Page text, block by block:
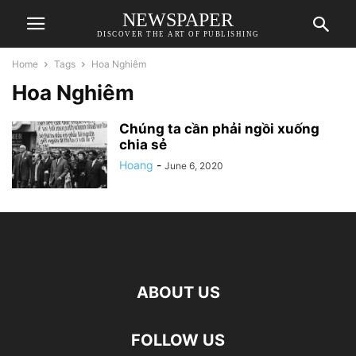
NEWSPAPER
DISCOVER THE ART OF PUBLISHING
Home Tags Hoa Nghiêm
Hoa Nghiêm
Chúng ta cần phải ngồi xuống
chia sẻ
Hoang - June 6, 2020
ABOUT US
FOLLOW US